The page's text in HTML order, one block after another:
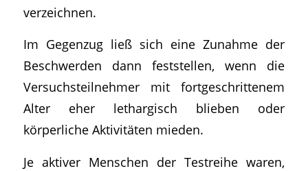
verzeichnen.
Im Gegenzug ließ sich eine Zunahme der
Beschwerden dann feststellen, wenn die
Versuchsteilnehmer mit fortgeschrittenem
Alter eher lethargisch blieben oder
körperliche Aktivitäten mieden.
Je aktiver Menschen der Testreihe waren,